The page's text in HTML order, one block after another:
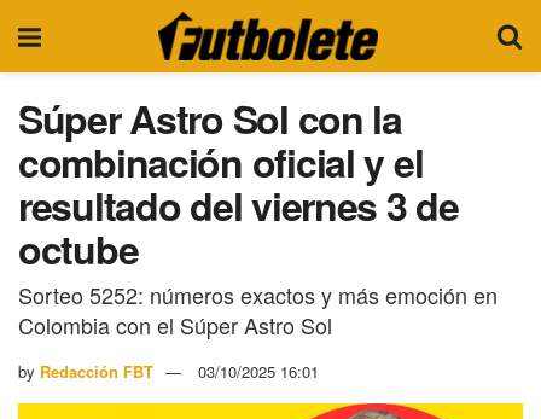
Súper Astro Sol con la
combinación oficial y el
resultado del viernes 3 de
octube
Sorteo 5252: números exactos y más emoción en
Colombia con el Súper Astro Sol
by Redacción FBT 03/10/2025 16:01